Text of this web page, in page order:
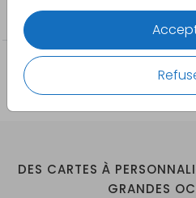
Anniversaire
DES CARTES À
GRANDES